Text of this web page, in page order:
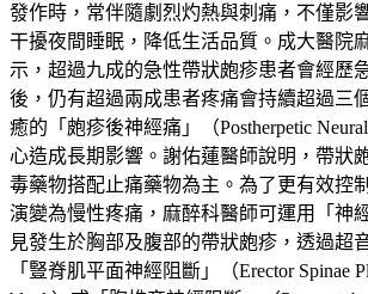
發作時，常伴隨劇烈灼熱與刺痛，不僅影
干擾夜間睡眠，降低生活品質。成大醫院
示，超過九成的急性帶狀皰疹患者會經歷
後，仍有超過兩成患者疼痛會持續超過三
癒的「皰疹後神經痛」（Postherpetic
心造成長期影響。謝佑蓮醫師說明，帶狀
毒藥物搭配止痛藥物為主。為了更有效控
演變為慢性疼痛，麻醉科醫師可運用「神
見發生於胸部及腹部的帶狀皰疹，透過超
「豎脊肌平面神經阻斷」（Erector Spinae